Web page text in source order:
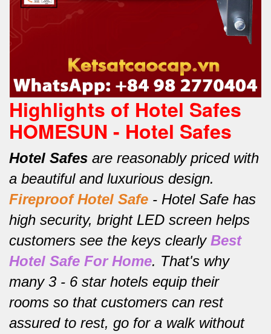
Highlights of Hotel Safes
HOMESUN - Hotel Safes
Hotel Safes are reasonably priced with
a beautiful and luxurious design.
Fireproof Hotel Safe - Hotel Safe has
high security, bright LED screen helps
customers see the keys clearly Best
Hotel Safe For Home. That's why
many 3 - 6 star hotels equip their
rooms so that customers can rest
assured to rest, go for a walk without